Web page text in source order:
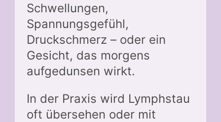
Schwellungen,
Spannungsgefühl,
Druckschmerz – oder ein
Gesicht, das morgens
aufgedunsen wirkt.
In der Praxis wird Lymphstau
oft übersehen oder mit